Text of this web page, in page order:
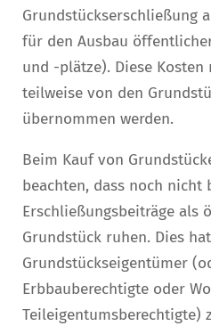
Grundstückserschließung
für den Ausbau
und -plätze). Diese
teilweise von den
übernommen werden.
Beim Kauf von
beachten, dass noch nicht
Erschließungsbeiträge als
Grundstück ruhen. Dies
Grundstückseigentümer
Erbbauberechtigte oder
Teileigentumsberechtigte)